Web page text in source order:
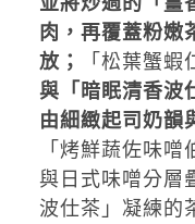
肉，再覆蓋粉嫩
放；
「松葉蟹蝦
與「暗眠清香波
由細緻起司奶韻
「烤鮮蔬佐味
與日式味噌分層
波仕茶」凝練的